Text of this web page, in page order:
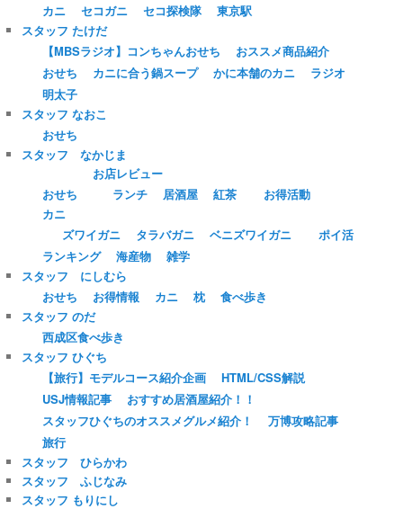
カニ
セコガニ セコ探検隊
東京駅
スタッフ たけだ
【MBSラジオ】コンちゃんおせち
おススメ商品紹介
おせち
カニに合う鍋スープ かに本舗のカニ
ラジオ
明太子
スタッフ なおこ
おせち
スタッフ なかじま
おせち
お店レビュー
ランチ
居酒屋 紅茶
お得活動
カニ
ズワイガニ
タラバガニ ベニズワイガニ
ポイ活
ランキング
海産物
雑学
スタッフ にしむら
おせち
お得情報 カニ 枕
食べ歩き
スタッフ のだ
西成区食べ歩き
スタッフ ひぐち
【旅行】モデルコース紹介企画
HTML/CSS解説
USJ情報記事
おすすめ居酒屋紹介！！
スタッフひぐちのオススメグルメ紹介！
万博攻略記事
旅行
スタッフ ひらかわ
スタッフ ふじなみ
スタッフ もりにし